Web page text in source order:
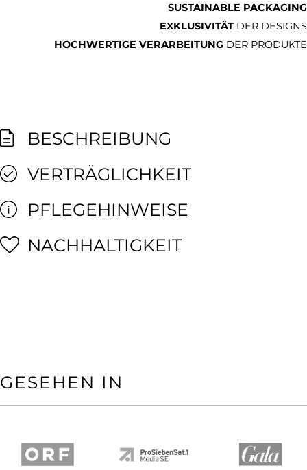
SUSTAINABLE PACKAGING
EXKLUSIVITÄT DER DESIGNS
HOCHWERTIGE VERARBEITUNG DER PRODUKTE
BESCHREIBUNG
VERTRÄGLICHKEIT
PFLEGEHINWEISE
NACHHALTIGKEIT
GESEHEN IN